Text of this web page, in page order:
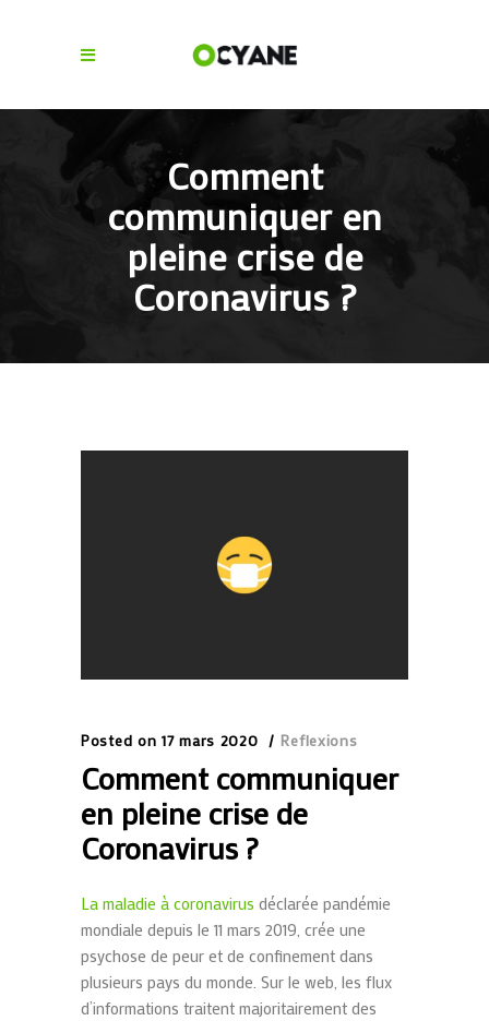
Comment
communiquer en
pleine crise de
Coronavirus ?
Posted on 17 mars 2020 Reflexions
Comment communiquer
en pleine crise de
Coronavirus ?
La maladie à coronavirus déclarée pandémie
mondiale depuis le 11 mars 2019, crée une
psychose de peur et de confinement dans
plusieurs pays du monde. Sur le web, les flux
d’informations traitent majoritairement des